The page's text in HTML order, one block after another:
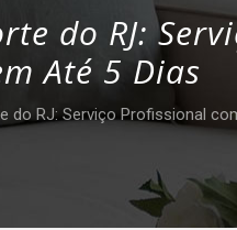
do RJ:
Até 5 Dias
RJ: Serviço Profissional